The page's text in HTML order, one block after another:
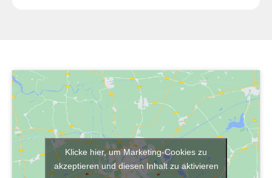
Klicke hier, um Marketing-Cookies zu
akzeptieren und diesen Inhalt zu aktivieren